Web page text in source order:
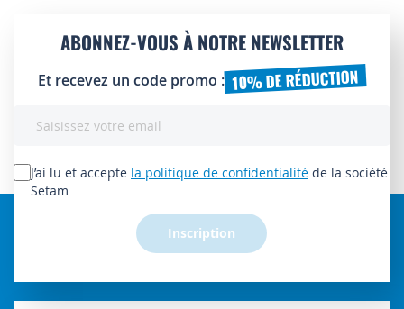
ABONNEZ-VOUS À NOTRE NEWSLETTER
Et recevez un code promo : 10% DE RÉDUCTION
lettre
d’information
J’ai lu et accepte la politique de confidentialité de la société
Setam
Inscription